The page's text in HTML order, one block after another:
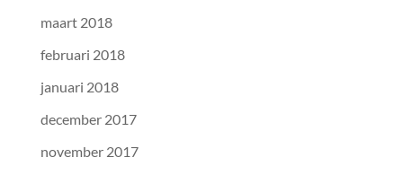
maart 2018
februari 2018
januari 2018
december 2017
november 2017